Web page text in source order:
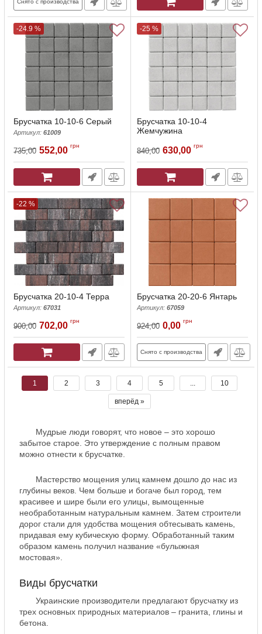
Снято с производства
-24.9 %
Брусчатка 10-10-6 Серый
Артикул: 61009
735,00 552,00 грн
-25 %
Брусчатка 10-10-4
Жемчужина
840,00 630,00 грн
-22 %
Брусчатка 20-10-4 Терра
Артикул: 67031
900,00 702,00 грн
Брусчатка 20-20-6 Янтарь
Артикул: 67059
924,00 0,00 грн
Снято с производства
1 2 3 4 5 ... 10
вперёд »
Мудрые люди говорят, что новое – это хорошо
забытое старое. Это утверждение с полным правом
можно отнести к брусчатке.
Мастерство мощения улиц камнем дошло до нас из
глубины веков. Чем больше и богаче был город, тем
красивее и шире были его улицы, вымощенные
необработанным натуральным камнем. Затем строители
дорог стали для удобства мощения обтесывать камень,
придавая ему кубическую форму. Обработанный таким
образом камень получил название «булыжная
мостовая».
Виды брусчатки
Украинские производители предлагают брусчатку из
трех основных природных материалов – гранита, глины и
бетона.